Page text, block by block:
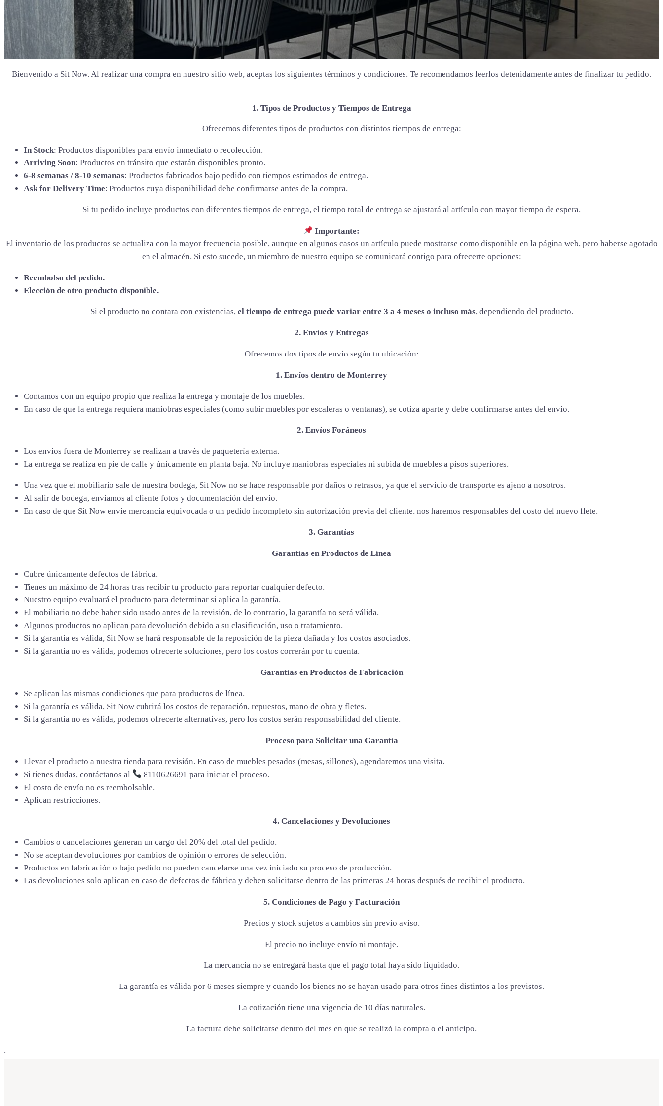
Bienvenido a Sit Now. Al realizar una compra en nuestro sitio web, aceptas los siguientes términos y condiciones. Te recomendamos leerlos detenidamente antes de finalizar tu pedido.
1. Tipos de Productos y Tiempos de Entrega
Ofrecemos diferentes tipos de productos con distintos tiempos de entrega:
In Stock: Productos disponibles para envío inmediato o recolección.
Arriving Soon: Productos en tránsito que estarán disponibles pronto.
6-8 semanas / 8-10 semanas: Productos fabricados bajo pedido con tiempos estimados de entrega.
Ask for Delivery Time: Productos cuya disponibilidad debe confirmarse antes de la compra.
Si tu pedido incluye productos con diferentes tiempos de entrega, el tiempo total de entrega se ajustará al artículo con mayor tiempo de espera.
Importante:
El inventario de los productos se actualiza con la mayor frecuencia posible, aunque en algunos casos un artículo puede mostrarse como disponible en la página web, pero haberse agotado
en el almacén. Si esto sucede, un miembro de nuestro equipo se comunicará contigo para ofrecerte opciones:
Reembolso del pedido.
Elección de otro producto disponible.
Si el producto no contara con existencias, el tiempo de entrega puede variar entre 3 a 4 meses o incluso más, dependiendo del producto.
2. Envíos y Entregas
Ofrecemos dos tipos de envío según tu ubicación:
1. Envíos dentro de Monterrey
Contamos con un equipo propio que realiza la entrega y montaje de los muebles.
En caso de que la entrega requiera maniobras especiales (como subir muebles por escaleras o ventanas), se cotiza aparte y debe confirmarse antes del envío.
2. Envíos Foráneos
Los envíos fuera de Monterrey se realizan a través de paquetería externa.
La entrega se realiza en pie de calle y únicamente en planta baja. No incluye maniobras especiales ni subida de muebles a pisos superiores.
Una vez que el mobiliario sale de nuestra bodega, Sit Now no se hace responsable por daños o retrasos, ya que el servicio de transporte es ajeno a nosotros.
Al salir de bodega, enviamos al cliente fotos y documentación del envío.
En caso de que Sit Now envíe mercancía equivocada o un pedido incompleto sin autorización previa del cliente, nos haremos responsables del costo del nuevo flete.
3. Garantías
Garantías en Productos de Línea
Cubre únicamente defectos de fábrica.
Tienes un máximo de 24 horas tras recibir tu producto para reportar cualquier defecto.
Nuestro equipo evaluará el producto para determinar si aplica la garantía.
El mobiliario no debe haber sido usado antes de la revisión, de lo contrario, la garantía no será válida.
Algunos productos no aplican para devolución debido a su clasificación, uso o tratamiento.
Si la garantía es válida, Sit Now se hará responsable de la reposición de la pieza dañada y los costos asociados.
Si la garantía no es válida, podemos ofrecerte soluciones, pero los costos correrán por tu cuenta.
Garantías en Productos de Fabricación
Se aplican las mismas condiciones que para productos de línea.
Si la garantía es válida, Sit Now cubrirá los costos de reparación, repuestos, mano de obra y fletes.
Si la garantía no es válida, podemos ofrecerte alternativas, pero los costos serán responsabilidad del cliente.
Proceso para Solicitar una Garantía
Llevar el producto a nuestra tienda para revisión. En caso de muebles pesados (mesas, sillones), agendaremos una visita.
Si tienes dudas, contáctanos al
8110626691 para iniciar el proceso.
El costo de envío no es reembolsable.
Aplican restricciones.
4. Cancelaciones y Devoluciones
Cambios o cancelaciones generan un cargo del 20% del total del pedido.
No se aceptan devoluciones por cambios de opinión o errores de selección.
Productos en fabricación o bajo pedido no pueden cancelarse una vez iniciado su proceso de producción.
Las devoluciones solo aplican en caso de defectos de fábrica y deben solicitarse dentro de las primeras 24 horas después de recibir el producto.
5. Condiciones de Pago y Facturación
Precios y stock sujetos a cambios sin previo aviso.
El precio no incluye envío ni montaje.
La mercancía no se entregará hasta que el pago total haya sido liquidado.
La garantía es válida por 6 meses siempre y cuando los bienes no se hayan usado para otros fines distintos a los previstos.
La cotización tiene una vigencia de 10 días naturales.
La factura debe solicitarse dentro del mes en que se realizó la compra o el anticipo.
.